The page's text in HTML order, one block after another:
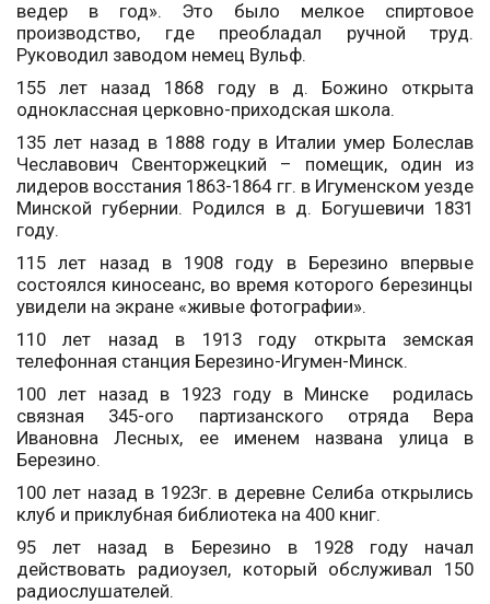
ведер в год». Это было мелкое спиртовое
производство, где преобладал ручной труд.
Руководил заводом немец Вульф.
155 лет назад 1868 году в д. Божино открыта
одноклассная церковно-приходская школа.
135 лет назад в 1888 году в Италии умер Болеслав
Чеславович Свенторжецкий – помещик, один из
лидеров восстания 1863-1864 гг. в Игуменском уезде
Минской губернии. Родился в д. Богушевичи 1831
году.
115 лет назад в 1908 году в Березино впервые
состоялся киносеанс, во время которого березинцы
увидели на экране «живые фотографии».
110 лет назад в 1913 году открыта земская
телефонная станция Березино-Игумен-Минск.
100 лет назад в 1923 году в Минске родилась
связная 345-ого партизанского отряда Вера
Ивановна Лесных, ее именем названа улица в
Березино.
100 лет назад в 1923г. в деревне Селиба открылись
клуб и приклубная библиотека на 400 книг.
95 лет назад в Березино в 1928 году начал
действовать радиоузел, который обслуживал 150
радиослушателей.